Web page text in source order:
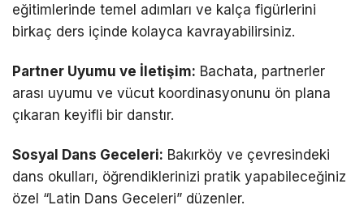
eğitimlerinde temel adımları ve kalça figürlerini
birkaç ders içinde kolayca kavrayabilirsiniz.
Partner Uyumu ve İletişim: Bachata, partnerler
arası uyumu ve vücut koordinasyonunu ön plana
çıkaran keyifli bir danstır.
Sosyal Dans Geceleri: Bakırköy ve çevresindeki
dans okulları, öğrendiklerinizi pratik yapabileceğiniz
özel “Latin Dans Geceleri” düzenler.